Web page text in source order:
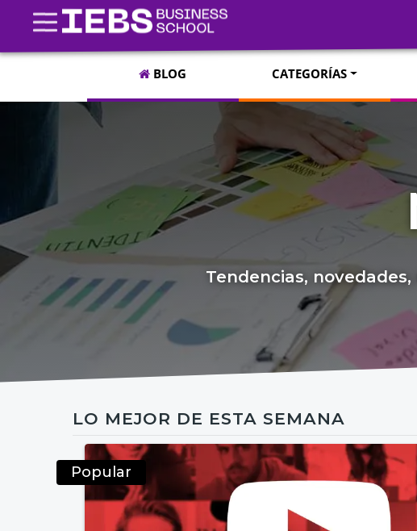
BLOG CATEGORÍAS
Tendencias,
LO MEJOR DE ESTA SEMANA
Popular